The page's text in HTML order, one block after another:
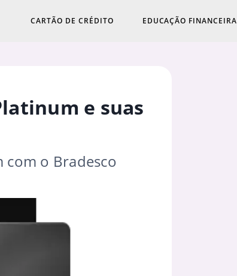
CARTÃO DE CRÉDITO EDUCAÇÃO FINANCEIRA
e suas
com o Bradesco